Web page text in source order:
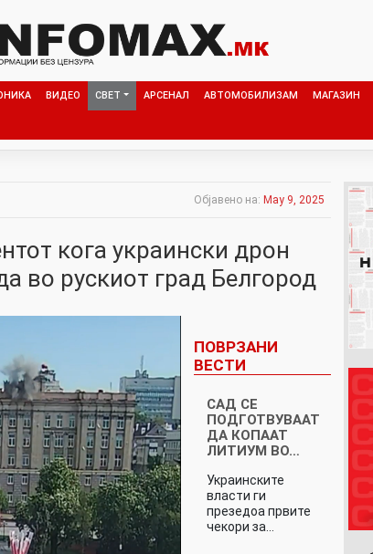
ВИДЕО СВЕТ АРСЕНАЛ АВТОМОБИЛИЗАМ МАГАЗИН
Објавено на: May 9, 2025
кога украински дрон
во рускиот град Белгород
ПОВРЗАНИ
ВЕСТИ
САД СЕ
ПОДГОТВУВААТ
ДА КОПААТ
ЛИТИУМ ВО…
Украинските
власти ги
презедоа првите
чекори за…